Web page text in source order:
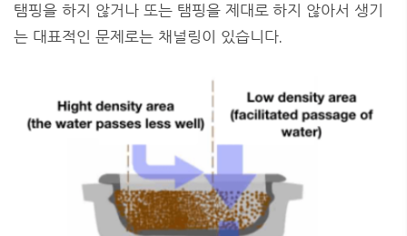
탬핑을 하지 않거나 또는 탬핑을 제대로 하지 않아서 생기
는 대표적인 문제로는 채널링이 있습니다.